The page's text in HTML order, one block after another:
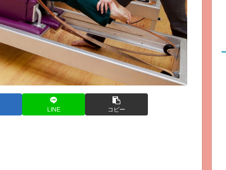
LINE コピー